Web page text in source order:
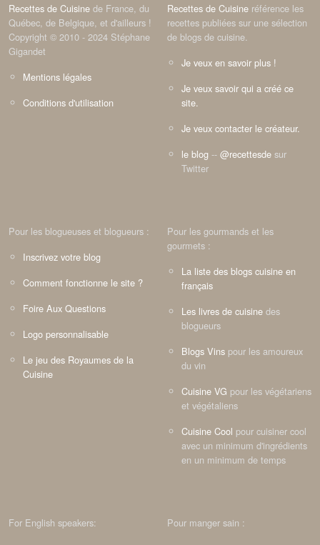
Recettes de Cuisine de France, du
Québec, de Belgique, et d'ailleurs !
Copyright © 2010 - 2024 Stéphane
Gigandet
Mentions légales
Conditions d'utilisation
Recettes de Cuisine référence les
recettes publiées sur une sélection
de blogs de cuisine.
Je veux en savoir plus !
Je veux savoir qui a créé ce
site.
Je veux contacter le créateur.
le blog -- @recettesde sur
Twitter
Pour les blogueuses et blogueurs :
Inscrivez votre blog
Comment fonctionne le site ?
Foire Aux Questions
Logo personnalisable
Le jeu des Royaumes de la
Cuisine
Pour les gourmands et les
gourmets :
La liste des blogs cuisine en
français
Les livres de cuisine des
blogueurs
Blogs Vins pour les amoureux
du vin
Cuisine VG pour les végétariens
et végétaliens
Cuisine Cool pour cuisiner cool
avec un minimum d'ingrédients
en un minimum de temps
For English speakers:
Pour manger sain :